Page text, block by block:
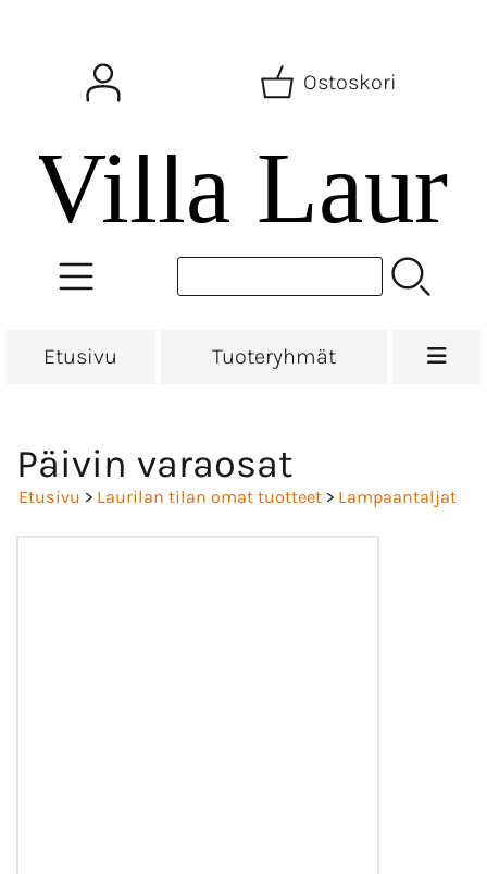
Ostoskori
Etusivu Tuoteryhmät
Päivin varaosat
Etusivu > Laurilan tilan omat tuotteet > Lampaantaljat